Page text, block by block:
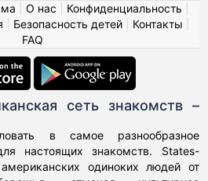
О нас Конфиденциальность
Безопасность детей| Контакты
FAQ
сеть знакомств –
в самое разнообразное
настоящих знакомств. States-
одиноких людей от